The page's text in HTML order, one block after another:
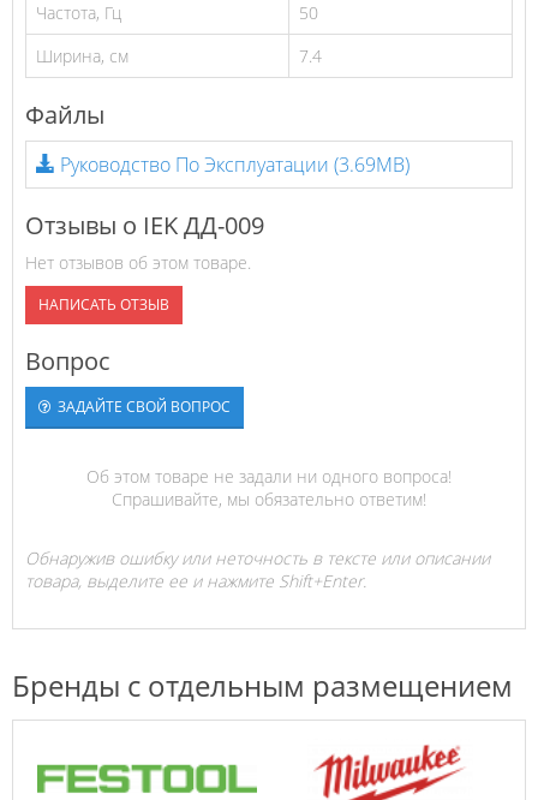
Частота, Гц
50
Ширина, см
7.4
Файлы
Руководство По Эксплуатации (3.69MB)
Отзывы о IEK ДД-009
Нет отзывов об этом товаре.
НАПИСАТЬ ОТЗЫВ
Вопрос
ЗАДАЙТЕ СВОЙ ВОПРОС
Об этом товаре не задали ни одного вопроса!
Спрашивайте, мы обязательно ответим!
Обнаружив ошибку или неточность в тексте или описании
товара, выделите ее и нажмите Shift+Enter.
Бренды с отдельным размещением